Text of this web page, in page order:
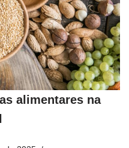
alimentares na